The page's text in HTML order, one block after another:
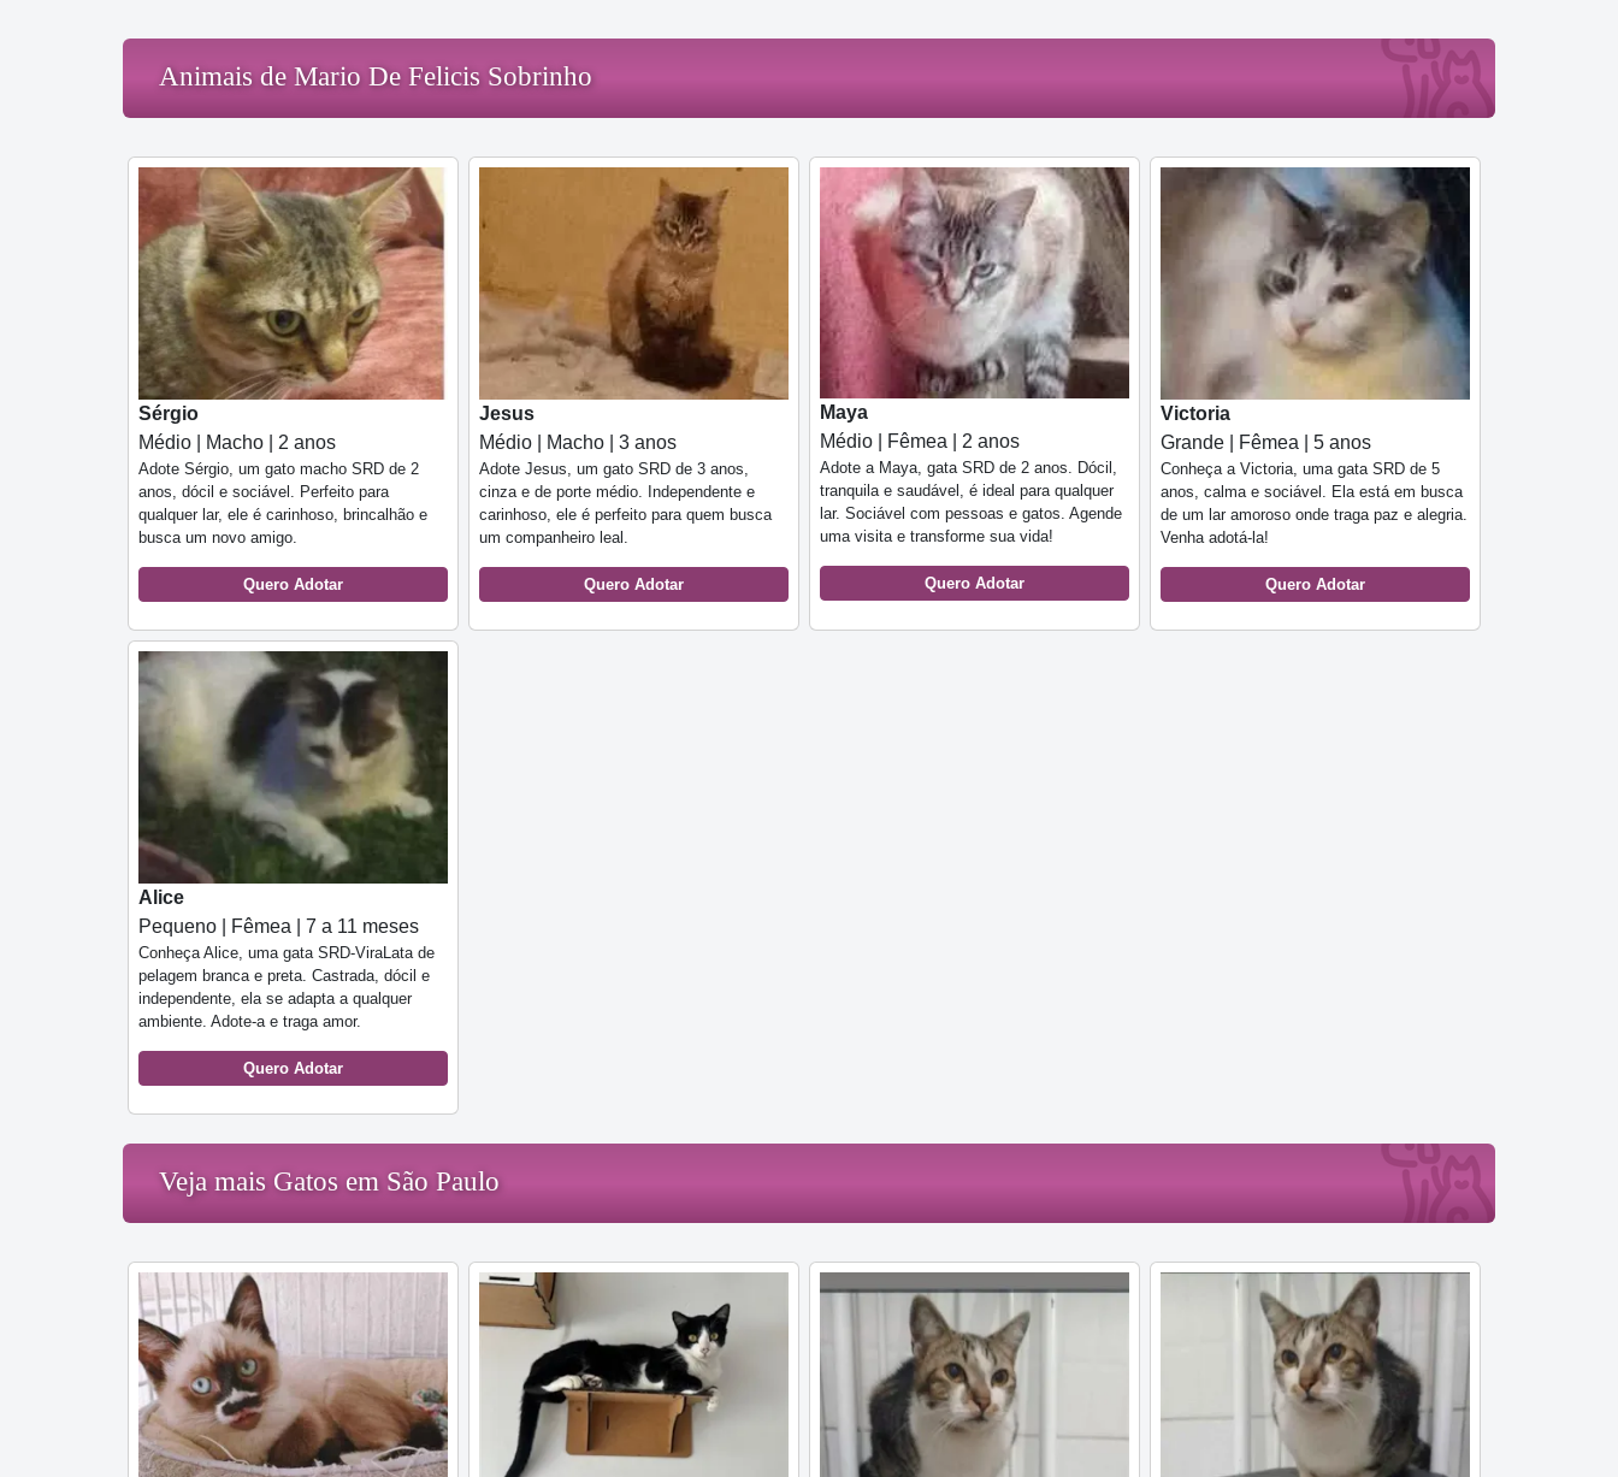
Animais de Mario De Felicis Sobrinho
Sérgio
Médio | Macho | 2 anos
Adote Sérgio, um gato macho SRD de 2
anos, dócil e sociável. Perfeito para
qualquer lar, ele é carinhoso, brincalhão e
busca um novo amigo.
Quero Adotar
Jesus
Médio | Macho | 3 anos
Adote Jesus, um gato SRD de 3 anos,
cinza e de porte médio. Independente e
carinhoso, ele é perfeito para quem busca
um companheiro leal.
Quero Adotar
Maya
Médio | Fêmea | 2 anos
Adote a Maya, gata SRD de 2 anos. Dócil,
tranquila e saudável, é ideal para qualquer
lar. Sociável com pessoas e gatos. Agende
uma visita e transforme sua vida!
Quero Adotar
Victoria
Grande | Fêmea | 5 anos
Conheça a Victoria, uma gata SRD de 5
anos, calma e sociável. Ela está em busca
de um lar amoroso onde traga paz e alegria.
Venha adotá-la!
Quero Adotar
Alice
Pequeno | Fêmea | 7 a 11 meses
Conheça Alice, uma gata SRD-ViraLata de
pelagem branca e preta. Castrada, dócil e
independente, ela se adapta a qualquer
ambiente. Adote-a e traga amor.
Quero Adotar
Veja mais Gatos em São Paulo